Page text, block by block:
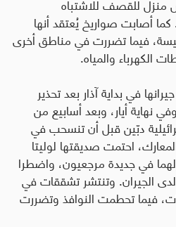
أصابت صواريخ يُعتقد أنها
فيما تضررت في مناطق أخرى
الكهرباء والمياه.
في بداية آذار بعد تحذير
نهاية أيار، وبعد أسابيع من
دبّين قبل أن تنسحب في
احتمت صديقتها لوليتا
في جديدة مرجعيون، واضطرا
الجيران. وتنتشر تشققات في
فيما تحطمت النوافذ وتضررت